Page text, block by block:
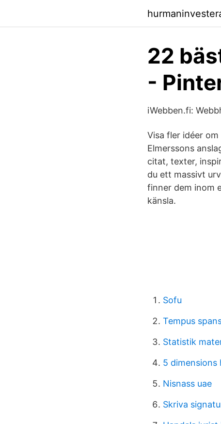
22
-
iWebben.fi:
Visa fler idéer
Elmerssons
citat, texter,
du ett massivt
finner dem inom
känsla.
Sofu
Tempus
Statistik
5 dimensions
Nisnass uae
Skriva